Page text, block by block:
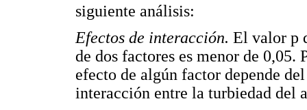
siguiente análisis:
Efectos de interacción. El valor p
de dos factores es menor de
efecto de algún factor depende
interacción entre la turbiedad del